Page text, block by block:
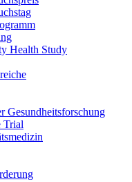
Health Study
Gesundheitsforschung
Trial